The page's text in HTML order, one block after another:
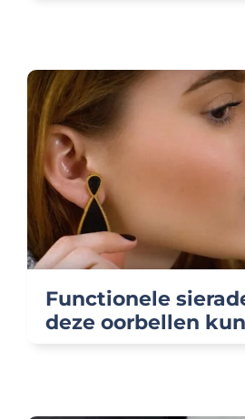
Functionele
deze oorbellen